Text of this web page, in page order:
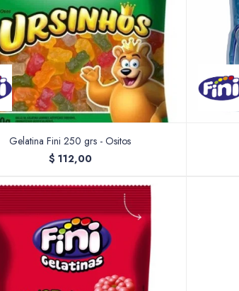
Gelatina Fini 250 grs - Ositos
$ 112,00